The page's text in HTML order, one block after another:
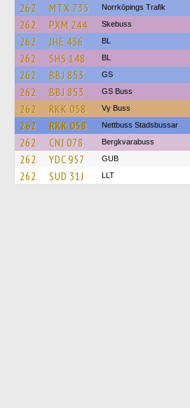
262 MTX 735 Norrköpings Trafik
262 PXM 244 Skebuss
262 JHE 436 BL
262 SHS 148 BL
262 BBJ 853 GS
262 BBJ 853 GS Buss
262 RKK 058 Vy Buss
262 RKK 058 Nettbuss Stadsbussar
262 CNJ 078 Bergkvarabuss
262 YDC 957 GUB
262 SUD 31J LLT